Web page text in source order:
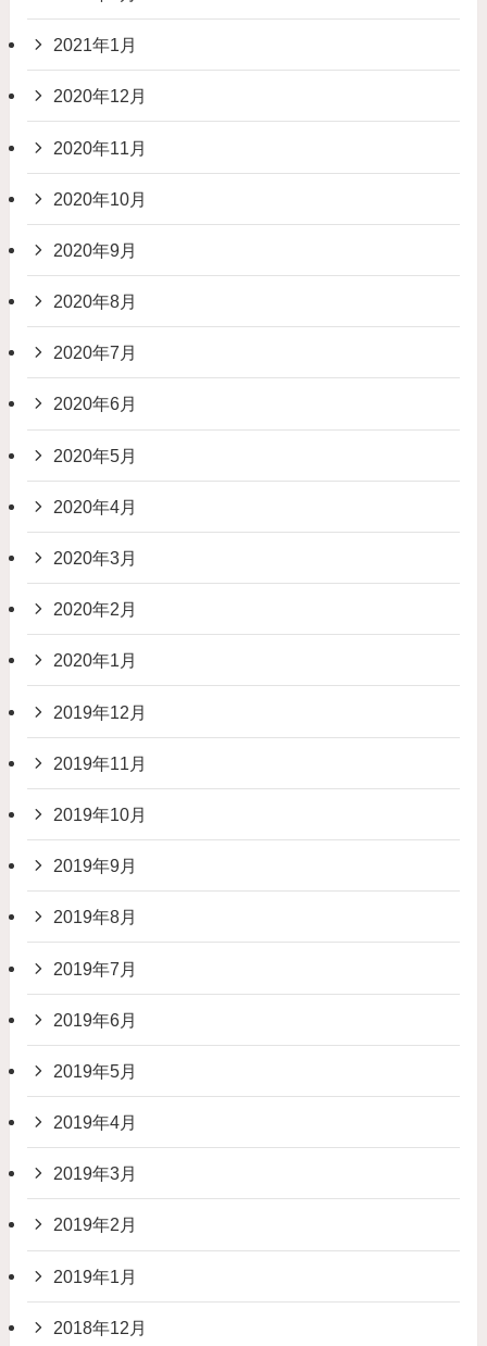
2021年1月
2020年12月
2020年11月
2020年10月
2020年9月
2020年8月
2020年7月
2020年6月
2020年5月
2020年4月
2020年3月
2020年2月
2020年1月
2019年12月
2019年11月
2019年10月
2019年9月
2019年8月
2019年7月
2019年6月
2019年5月
2019年4月
2019年3月
2019年2月
2019年1月
2018年12月